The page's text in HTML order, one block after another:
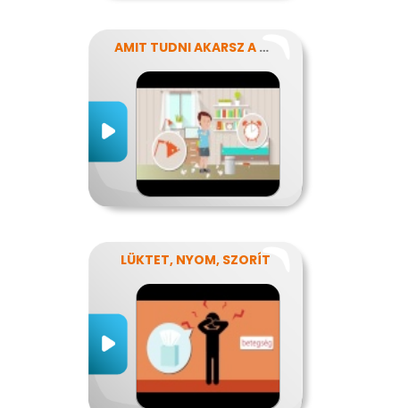
AMIT TUDNI AKARSZ A NÁTHÁRÓL
LÜKTET, NYOM, SZORÍT